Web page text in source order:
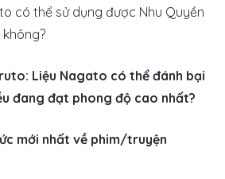
có thể sử dụng được Nhu Quyền
Liệu Nagato có thể đánh bại
đang đạt phong độ cao nhất?
mới nhất về phim/truyện